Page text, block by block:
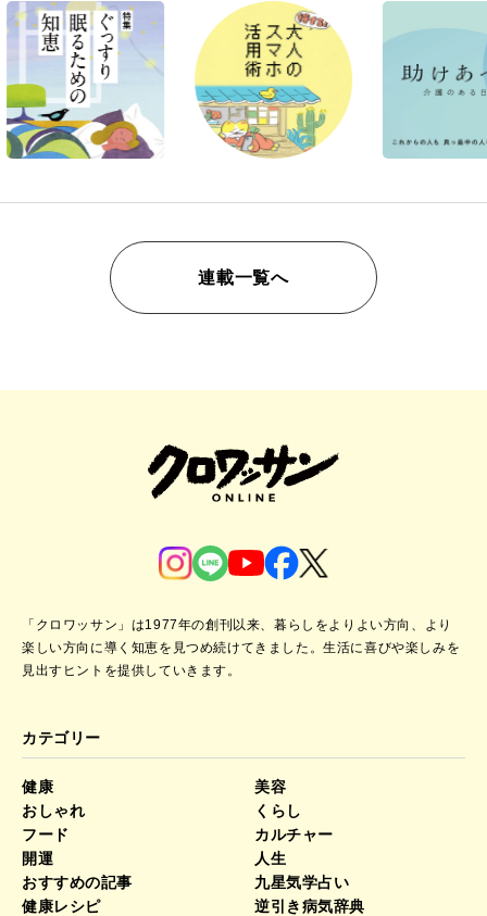
連載一覧へ
「クロワッサン」は1977年の創刊以来、暮らしをよりよい方向、より
楽しい方向に導く知恵を見つめ続けてきました。生活に喜びや楽しみを
見出すヒントを提供していきます。
カテゴリー
健康
美容
おしゃれ
くらし
フード
カルチャー
開運
人生
おすすめの記事
九星気学占い
健康レシピ
逆引き病気辞典